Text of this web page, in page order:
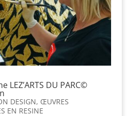
LEZ’ARTS DU PARC©
DESIGN, ŒUVRES
EN RESINE